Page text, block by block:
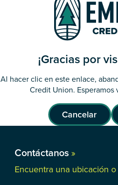
¡Gracias por
Al hacer clic en este enlace,
Credit Union.
Cancelar
Contáctanos »
Encuentra una ubicación